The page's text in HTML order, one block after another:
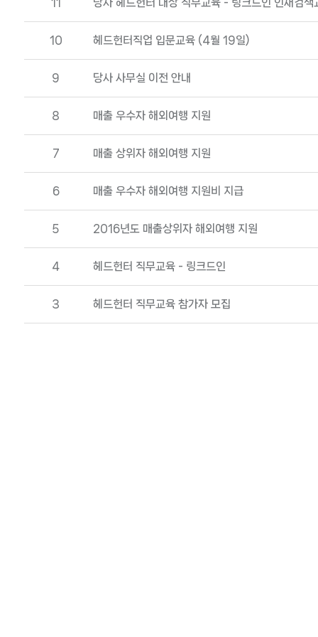
11 당사 헤드헌터 대상 직무교육 - 링크드인 인재검색
10 헤드헌터직업 입문교육 (4월 19일)
9 당사 사무실 이전 안내
8 매출 우수자 해외여행 지원
7 매출 상위자 해외여행 지원
6 매출 우수자 해외여행 지원비 지급
5 2016년도 매출상위자 해외여행 지원
4 헤드헌터 직무교육 - 링크드인
3 헤드헌터 직무교육 참가자 모집